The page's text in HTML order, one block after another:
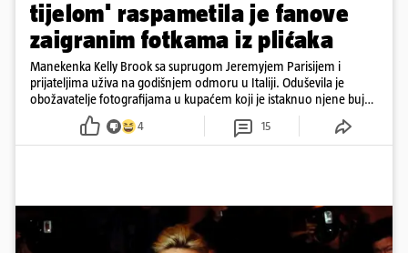
tijelom' raspametila je fanove
zaigranim fotkama iz plićaka
Manekenka Kelly Brook sa suprugom Jeremyjem Parisijem i
prijateljima uživa na godišnjem odmoru u Italiji. Oduševila je
obožavatelje fotografijama u kupaćem koji je istaknuo njene bujne
4 15